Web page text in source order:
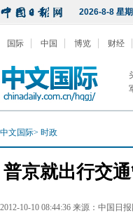
2026-8-8 星
国际 中国 博览 财经
中文国际> 时政
普京就出行交
2012-10-10 08:44:36 来源：中国日报